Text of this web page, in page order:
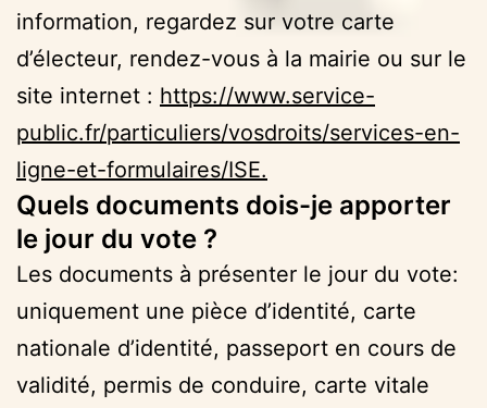
information, regardez sur votre carte
d’électeur, rendez-vous à la mairie ou sur le
site internet : https://www.service-
public.fr/particuliers/vosdroits/services-en-
ligne-et-formulaires/ISE.
Quels documents dois-je apporter
le jour du vote ?
Les documents à présenter le jour du vote:
uniquement une pièce d’identité, carte
nationale d’identité, passeport en cours de
validité, permis de conduire, carte vitale